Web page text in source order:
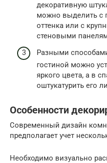
декоративную
можно выделить с
оттенка или с
стеновыми
Разными
гостиной можно
яркого цвета, а в
оштукатурить его
Особенности
Современный дизайн
предполагает учет
Необходимо визуально